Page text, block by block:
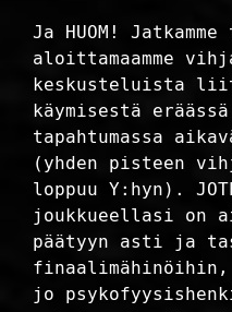
Ja HUOM!
aloittamaamme
keskusteluista
käymisestä eräässä
tapahtumassa
(yhden pisteen
loppuu Y:hyn).
joukkueellasi on
päätyyn asti ja
finaalimähinöihin,
jo